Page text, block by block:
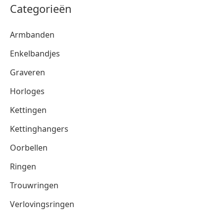
Categorieën
Armbanden
Enkelbandjes
Graveren
Horloges
Kettingen
Kettinghangers
Oorbellen
Ringen
Trouwringen
Verlovingsringen